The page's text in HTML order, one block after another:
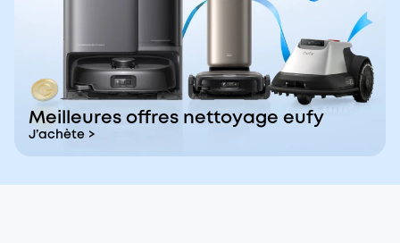
Meilleures offres nettoyage eufy
J’achète >